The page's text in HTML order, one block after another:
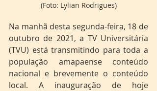
(Foto: Lylian Rodrigues)
Na manhã desta segunda-feira, 18 de
outubro de 2021, a TV Universitária
(TVU) está transmitindo para toda a
população amapaense conteúdo
nacional e brevemente o conteúdo
local. A inauguração de hoje